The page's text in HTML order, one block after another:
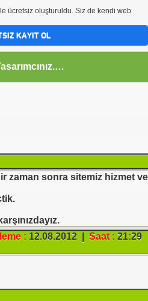
Iceblue-Tasarımcınız.Tr.Gg
zaman sonra sitemiz hizmet
: 12.08.2012 | Saat : 21:29
ücretsiz oluşturuldu. Siz de kendi web
KAYIT OL